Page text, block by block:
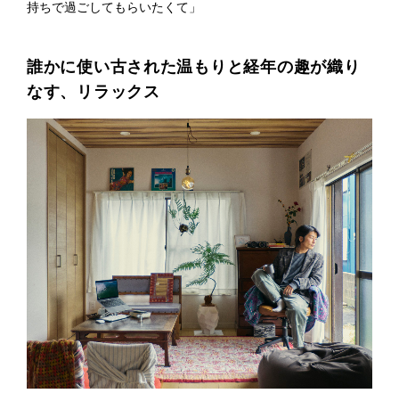
持ちで過ごしてもらいたくて」
誰かに使い古された温もりと経年の趣が織り
なす、リラックス